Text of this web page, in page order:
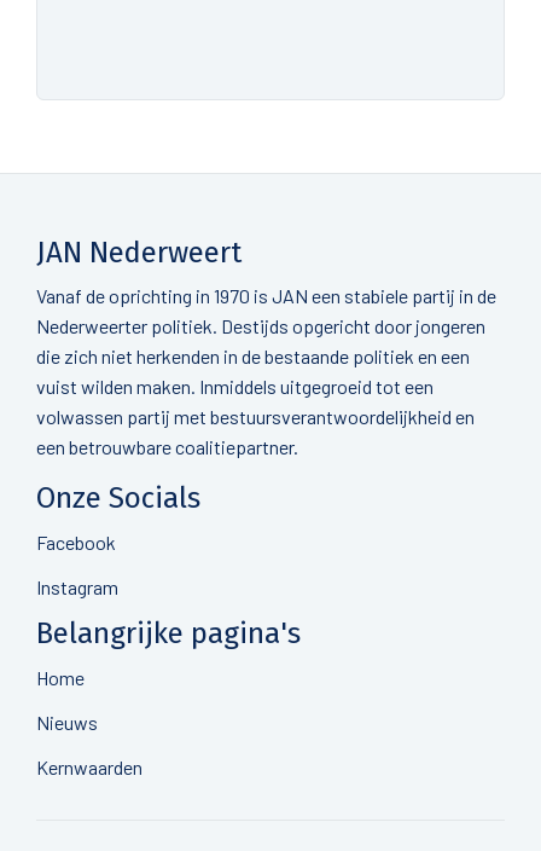
JAN Nederweert
Vanaf de oprichting in 1970 is JAN een stabiele partij in de
Nederweerter politiek. Destijds opgericht door jongeren
die zich niet herkenden in de bestaande politiek en een
vuist wilden maken. Inmiddels uitgegroeid tot een
volwassen partij met bestuursverantwoordelijkheid en
een betrouwbare coalitiepartner.
Onze Socials
Facebook
Instagram
Belangrijke pagina's
Home
Nieuws
Kernwaarden